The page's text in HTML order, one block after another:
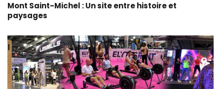
Mont Saint-Michel : Un site entre histoire et
paysages